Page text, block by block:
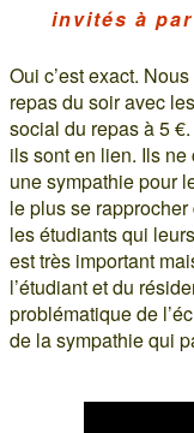
invités à
Oui c’est exact.
repas du soir avec
social du repas à 5
ils sont en lien. Ils ne
une sympathie pour
le plus se
les étudiants qui
est très important
l’étudiant et du
problématique de
de la sympathie qui